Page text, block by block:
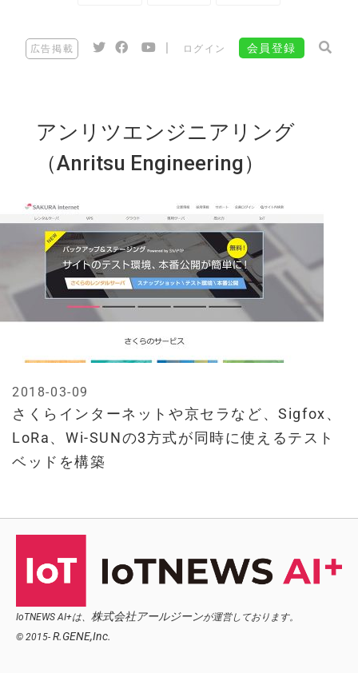
広告掲載 ログイン 会員登録
アンリツエンジニアリング
（Anritsu Engineering）
さくらインターネットや京セラなど、Sigfox、
LoRa、Wi-SUNの3方式が同時に使えるテスト
ベッドを構築
2018-03-09
IoTNEWS AI+は、 株式会社アールジーンが運営しております。
© 2015- R.GENE,Inc.